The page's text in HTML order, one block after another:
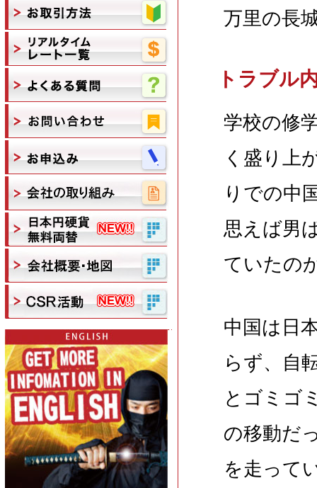
万里の長
トラブル
学校の修
く盛り上
りでの中
思えば男
ていたの
中国は日
らず、自
とゴミゴ
の移動だ
を走って